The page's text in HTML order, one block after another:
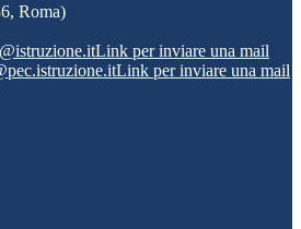
Roma)
Link per inviare una mail
Link per inviare una mail